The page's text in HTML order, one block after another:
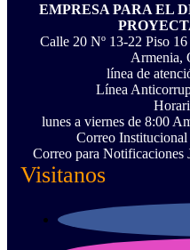
EMPRESA PARA EL
Calle 20 Nº 13-22 Piso
Armenia,
línea de
Línea
lunes a viernes de 8:00
Correo
Correo para Notificaciones
Visitanos